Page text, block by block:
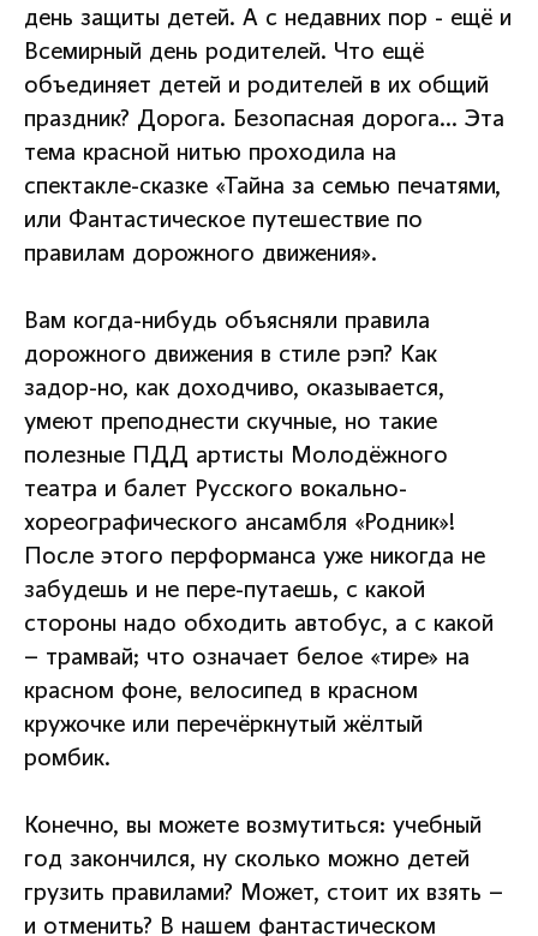
день защиты детей. А с недавних пор - ещё и
Всемирный день родителей. Что ещё
объединяет детей и родителей в их общий
праздник? Дорога. Безопасная дорога… Эта
тема красной нитью проходила на
спектакле-сказке «Тайна за семью печатями,
или Фантастическое путешествие по
правилам дорожного движения».
Вам когда-нибудь объясняли правила
дорожного движения в стиле рэп? Как
задор-но, как доходчиво, оказывается,
умеют преподнести скучные, но такие
полезные ПДД артисты Молодёжного
театра и балет Русского вокально-
хореографического ансамбля «Родник»!
После этого перформанса уже никогда не
забудешь и не пере-путаешь, с какой
стороны надо обходить автобус, а с какой
– трамвай; что означает белое «тире» на
красном фоне, велосипед в красном
кружочке или перечёркнутый жёлтый
ромбик.
Конечно, вы можете возмутиться: учебный
год закончился, ну сколько можно детей
грузить правилами? Может, стоит их взять –
и отменить? В нашем фантастическом